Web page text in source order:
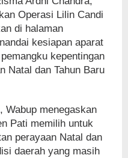
Operasi Lilin Candi
di halaman
kesiapan aparat
kepentingan
Natal dan Tahun Baru
Wabup menegaskan
Pati memilih untuk
perayaan Natal dan
daerah yang masih